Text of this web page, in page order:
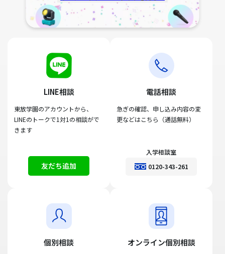
LINE相談
東放学園のアカウントから、
LINEのトークで1対1の相談がで
きます
友だち追加
電話相談
急ぎの確認、申し込み内容の変
更などはこちら（通話無料）
入学相談室
0120-343-261
個別相談 オンライン個別相談